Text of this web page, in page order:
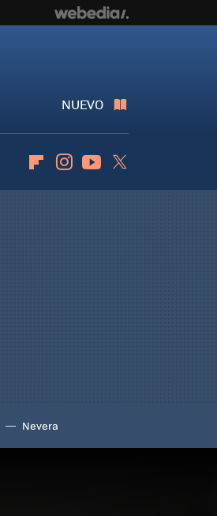
NUEVO
FlipboardInstagramYoutube
Nevera